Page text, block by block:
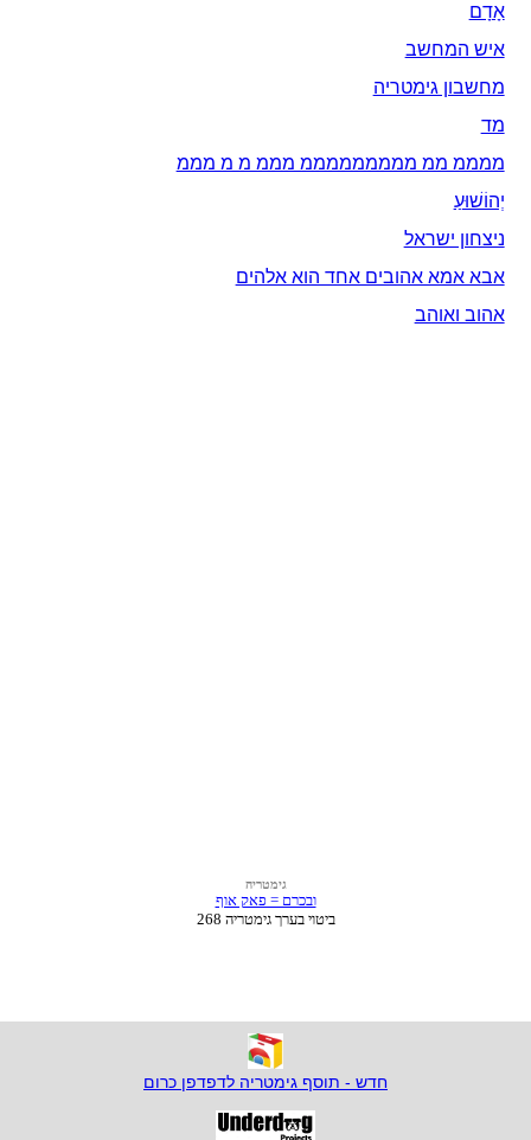
אָדָם‎
איש המחשב
מחשבון גימטריה
מד
ממממ ממ מממממממממ מממ מ מ מממ
יְהוֹשׁוּעַ
ניצחון ישראל
אבא אמא אהובים אחד הוא אלהים
אהוב ואוהב
חדש - תוסף גימטריה לדפדפן כרום